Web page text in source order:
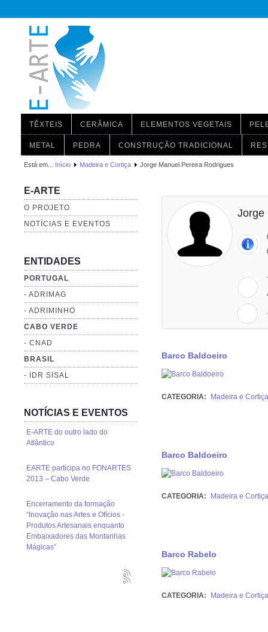
TÊXTEIS CERÂMICA ELEMENTOS VEGETAIS
METAL PEDRA CONSTRUÇÃO TRADICIONAL
Está em... Início Madeira e Cortiça Jorge Manuel Pereira Rodrigues
E-ARTE
O PROJETO
NOTÍCIAS E EVENTOS
ENTIDADES
PORTUGAL
- ADRIMAG
- ADRIMINHO
CABO VERDE
- CNAD
BRASIL
- IDR SISAL
NOTÍCIAS E EVENTOS
E-ARTE do outro lado do
Atlântico
EARTE participa no FONARTES
2013 – Cabo Verde
Encerramento da formação
“Inovação nas Artes e Ofícios -
Produtos Artesanais enquanto
Embaixadores das Montanhas
Mágicas”
Jorge
Barco Baldoeiro
CATEGORIA: Madeira e Cortiça
Barco Baldoeiro
CATEGORIA: Madeira e Cortiça
Barco Rabelo
CATEGORIA: Madeira e Cortiça